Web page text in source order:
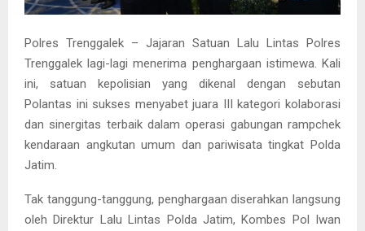
Polres Trenggalek – Jajaran Satuan Lalu Lintas Polres
Trenggalek lagi-lagi menerima penghargaan istimewa. Kali
ini, satuan kepolisian yang dikenal dengan sebutan
Polantas ini sukses menyabet juara III kategori kolaborasi
dan sinergitas terbaik dalam operasi gabungan rampchek
kendaraan angkutan umum dan pariwisata tingkat Polda
Jatim.
Tak tanggung-tanggung, penghargaan diserahkan langsung
oleh Direktur Lalu Lintas Polda Jatim, Kombes Pol Iwan